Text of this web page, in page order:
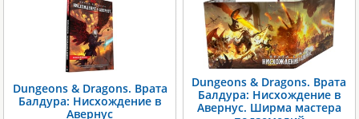
Dungeons & Dragons. Врата
Балдура: Нисхождение в
Авернус
Dungeons & Dragons. Врата
Балдура: Нисхождение в
Авернус. Ширма мастера